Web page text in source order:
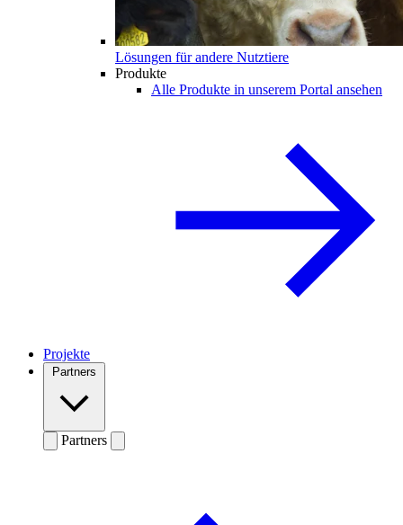
Lösungen für andere Nutztiere
Produkte
Alle Produkte in unserem Portal ansehen
Projekte
Partners
Partners